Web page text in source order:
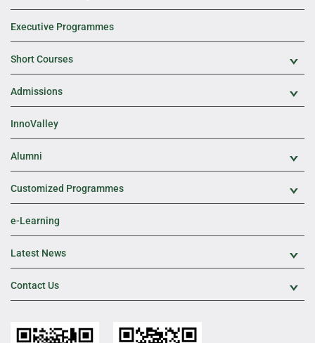
Executive Programmes
Short Courses
Admissions
InnoValley
Alumni
Customized Programmes
e-Learning
Latest News
Contact Us